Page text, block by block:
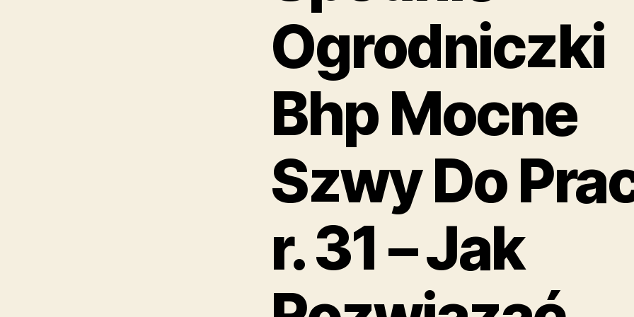
Ogrodniczki
Bhp Mocne
Szwy Do
r. 31 – Jak